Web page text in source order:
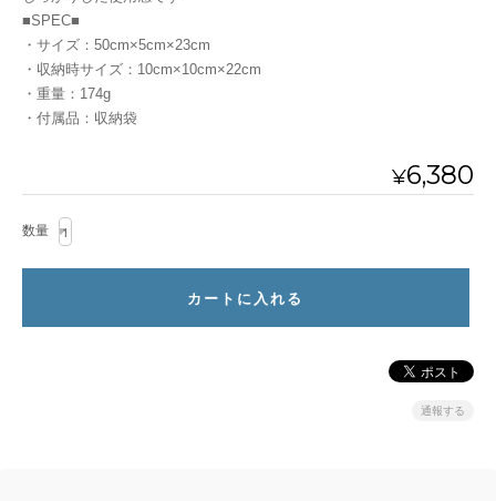
■SPEC■
・サイズ：50cm×5cm×23cm
・収納時サイズ：10cm×10cm×22cm
・重量：174g
・付属品：収納袋
¥6,380
数量
通報する